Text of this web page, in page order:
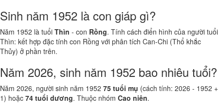
Sinh năm 1952 là con giáp gì?
Năm 1952 là tuổi Thìn - con Rồng. Tính cách điển hình của người tuổi
Thìn: kết hợp đặc tính con Rồng với phân tích Can-Chi (Thổ khắc
Thủy) ở phần trên.
Năm 2026, sinh năm 1952 bao nhiêu tuổi?
Năm 2026, người sinh năm 1952 75 tuổi mụ (cách tính: 2026 - 1952 +
1) hoặc 74 tuổi dương. Thuộc nhóm Cao niên.